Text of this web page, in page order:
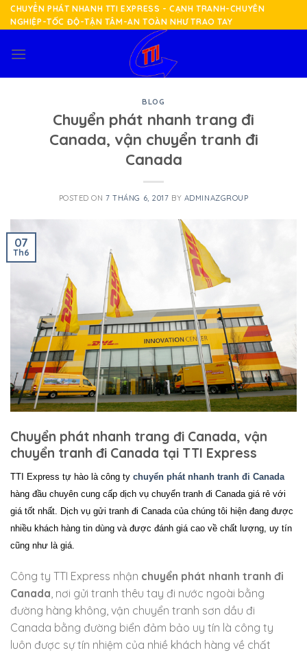
Skip
to
CHUYỂN PHÁT NHANH TTI EXPRESS - CẠNH TRANH-CHUYÊN
NGHIỆP-TỐC ĐỘ-TẬN TÂM-AN TOÀN NHƯ TRAO TAY
BLOG
Chuyển phát nhanh trang đi
Canada, vận chuyển tranh đi
Canada
POSTED ON7 THÁNG 6, 2017 BY ADMINAZGROUP
07
Th6
Chuyển phát nhanh trang đi Canada, vận
chuyển tranh đi Canada tại TTI Express
TTI Express tự hào là công ty chuyển phát nhanh tranh đi Canada
hàng đầu chuyên cung cấp dịch vụ chuyển tranh đi Canadagiá rẻ với
giá tốt nhất. Dịch vụ gửi tranh đi Canadacủa chúng tôi hiện đang được
nhiều khách hàng tin dùng và được đánh giá cao về chất lượng, uy tín
cũng như là giá.
Công ty TTI Express nhận chuyển phát nhanh tranh đi
Canada, nơi gửi tranh thêu tay đi nước ngoài bằng
đường hàng không, vận chuyển tranh sơn dầu đi
Canada bằng đường biển đảm bảo uy tín là công ty
luôn được sự tín nhiệm của nhiề khách hàng về chất